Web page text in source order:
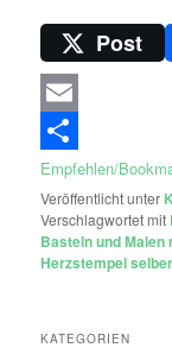
Post
Email
Empfehlen/
Veröffentlicht unter
Verschlagwortet mit
Basteln und
Herzstempel
KATEGORIEN